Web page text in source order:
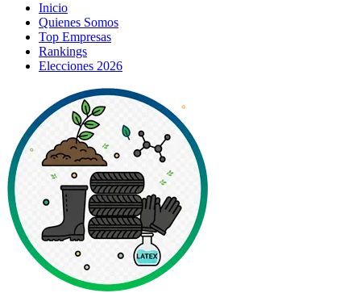
Inicio
Quienes Somos
Top Empresas
Rankings
Elecciones 2026